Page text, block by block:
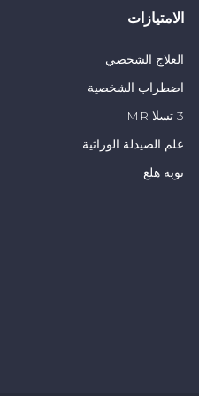
الامتيازات
العلاج الشخصي
اضطراب الشخصية
3 تسلا MR
علم الصيدلة الوراثية
نوبة هلع